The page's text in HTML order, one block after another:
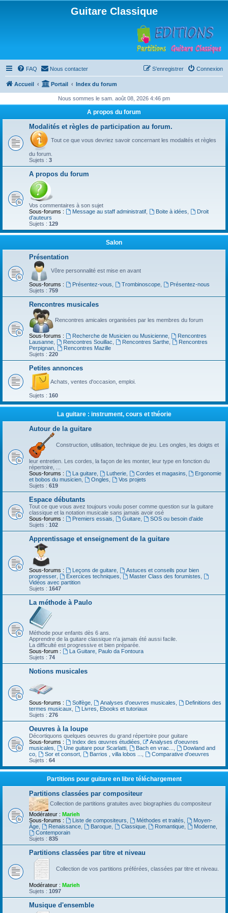
Guitare Classique
FAQ Nous contacter Connexion
S’enregistrer
Accueil Portail Index du forum
Nous sommes le sam. août 08, 2026 4:46 pm
A propos du forum
Modalités et règles de participation au forum.
Tout ce que vous devriez savoir concernant les modalités et règles
du forum.
Sujets : 3
A propos du forum
Vos commentaires à son sujet
Sous-forums :
Message au staff administratif, Boite à idées
Droit
d'auteurs
Sujets : 129
Salon
Présentation
Vôtre personnalité est mise en avant
Sous-forums : Présentez-vous Trombinoscope,
Présentez-nous
Sujets : 759
Rencontres musicales
Rencontres amicales organisées par les membres du forum
Sous-forums : Recherche de Musicien ou Musicienne,
Rencontres
Lausanne
Rencontres Souillac Rencontres Sarthe,
Rencontres
Perpignan
Rencontres Mazille
Sujets : 220
Petites annonces
Achats, ventes d'occasion, emploi.
Sujets : 160
La guitare : instrument, cours et théorie
Autour de la guitare
Construction, utilisation, technique de jeu. Les ongles, les doigts et
leur entretien. Les cordes, la façon de les monter, leur type en fonction du
répertoire, ...
Sous-forums :
La guitare, Lutherie, Cordes et magasins
Ergonomie
et bobos du musicien
Ongles
Vos projets
Sujets : 619
Espace débutants
Tout ce que vous avez toujours voulu poser comme question sur la guitare
classique et la notation musicale sans jamais avoir osé
Sous-forums :
Premiers essais Guitare,
SOS ou besoin d'aide
Sujets : 102
Apprentissage et enseignement de la guitare
Sous-forums : Leçons de guitare,
Astuces et conseils pour bien
progresser
Exercices techniques Master Class des forumistes
Vidéos avec partition
Sujets : 1647
La méthode à Paulo
Méthode pour enfants dès 6 ans.
Apprendre de la guitare classique n'a jamais été aussi facile.
La difficulté est progressive et bien préparée.
Sous-forum :
La Guitare, Paulo da Fontoura
Sujets : 74
Notions musicales
Sous-forums : Solfège, Analyses d'oeuvres musicales
Definitions des
termes musicaux
Livres, Ebooks et tutoriaux
Sujets : 276
Oeuvres à la loupe
Décortiquons quelques oeuvres du grand répertoire pour guitare
Sous-forums :
Index des œuvres étudiées
Analyses d'oeuvres
musicales
Une guitare pour Scarlatti, Bach en vrac...
Dowland and
co
Sor et consort, Barrios , villa lobos ...
Comparative d'oeuvres
Sujets : 64
Partitions pour guitare en libre téléchargement
Partitions classées par compositeur
Collection de partitions gratuites avec biographies du compositeur
Modérateur : Marieh
Sous-forums :
Liste de compositeurs Méthodes et traités
Moyen-
Âge
Renaissance, Baroque, Classique, Romantique Moderne
Contemporain
Sujets : 835
Partitions classées par titre et niveau
Collection de vos partitions préférées, classées par titre et niveau.
Modérateur : Marieh
Sujets : 1097
Musique d'ensemble